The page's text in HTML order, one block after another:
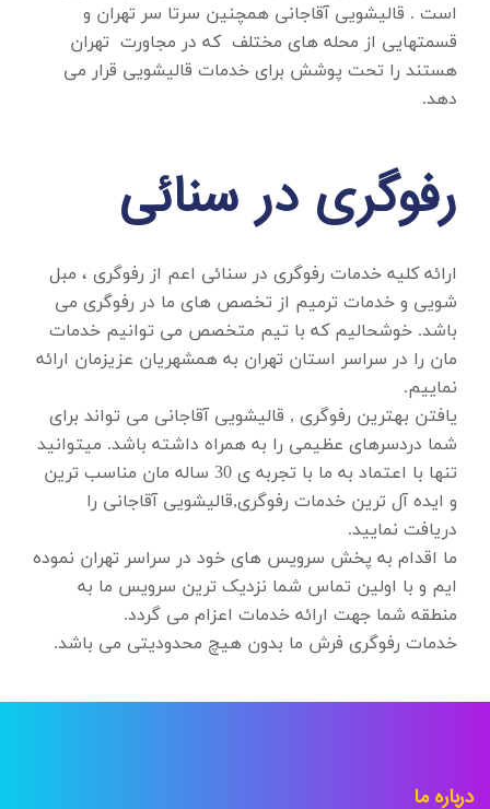
است . قالیشویی آقاجانی همچنین سرتا سر تهران و
قسمتهایی از محله های مختلف که در مجاورت تهران
هستند را تحت پوشش برای خدمات قالیشویی قرار می
دهد.
رفوگری در سنائی
ارائه کلیه خدمات رفوگری در سنائی اعم از رفوگری ، مبل
شویی و خدمات ترمیم از تخصص های ما در رفوگری می
باشد. خوشحالیم که با تیم متخصص می توانیم خدمات
مان را در سراسر استان تهران به همشهریان عزیزمان ارائه
نماییم.
یافتن بهترین رفوگری , قالیشویی آقاجانی می تواند برای
شما دردسرهای عظیمی را به همراه داشته باشد. میتوانید
تنها با اعتماد به ما با تجربه ی 30 ساله مان مناسب ترین
و ایده آل ترین خدمات رفوگری,قالیشویی آقاجانی را
دریافت نمایید.
ما اقدام به پخش سرویس های خود در سراسر تهران نموده
ایم و با اولین تماس شما نزدیک ترین سرویس ما به
منطقه شما جهت ارائه خدمات اعزام می گردد.
خدمات رفوگری فرش ما بدون هیچ محدودیتی می باشد.
درباره ما